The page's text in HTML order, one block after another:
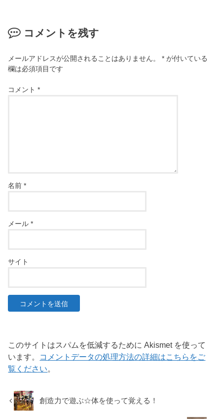
コメントを残す
メールアドレスが公開されることはありません。 * が付いている
欄は必須項目です
コメント*
名前*
メール*
サイト
このサイトはスパムを低減するために Akismet を使って
います。 コメントデータの処理方法の詳細はこちらをご
覧ください。
創造力で遊ぶ☆体を使って覚える！